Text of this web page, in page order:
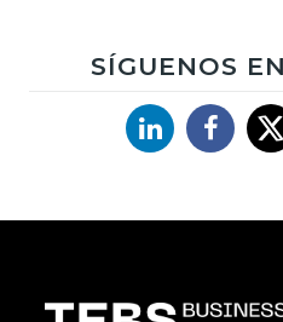
SÍGUENOS
LinkedinFacebook
X